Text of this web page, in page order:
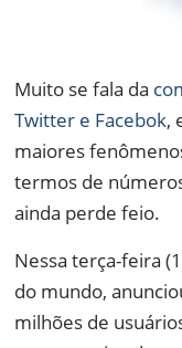
Muito se fala da
Twitter e Facebok,
maiores
termos de
ainda perde feio.
Nessa terça-feira
do mundo,
milhões de